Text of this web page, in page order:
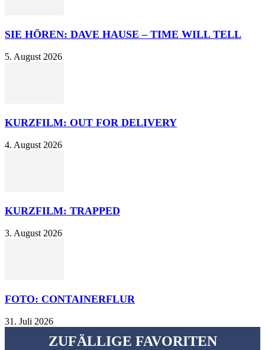
SIE HÖREN: DAVE HAUSE – TIME WILL TELL
5. August 2026
KURZFILM: OUT FOR DELIVERY
4. August 2026
KURZFILM: TRAPPED
3. August 2026
FOTO: CONTAINERFLUR
31. Juli 2026
ZUFÄLLIGE FAVORITEN